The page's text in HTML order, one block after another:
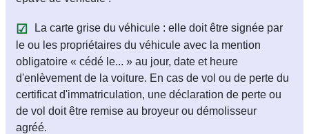
La carte grise du véhicule : elle doit être signée par
le ou les propriétaires du véhicule avec la mention
obligatoire « cédé le... » au jour, date et heure
d'enlèvement de la voiture. En cas de vol ou de perte du
certificat d'immatriculation, une déclaration de perte ou
de vol doit être remise au broyeur ou démolisseur
agréé.